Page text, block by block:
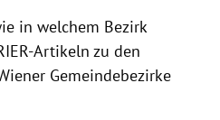
in welchem Bezirk
Artikeln zu den
Gemeindebezirke